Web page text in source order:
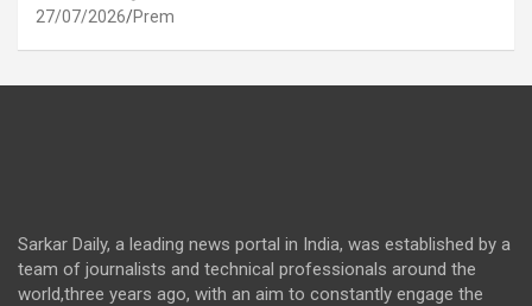
27/07/2026 Prem
Sarkar Daily, a leading news portal in India, was established by a
team of journalists and technical professionals around the
world,three years ago, with an aim to constantly engage the